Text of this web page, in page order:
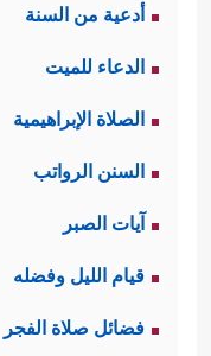
أدعية من السنة
الدعاء للميت
الصلاة الإبراهيمية
السنن الرواتب
آيات الصبر
قيام الليل وفضله
فضائل صلاة الفجر